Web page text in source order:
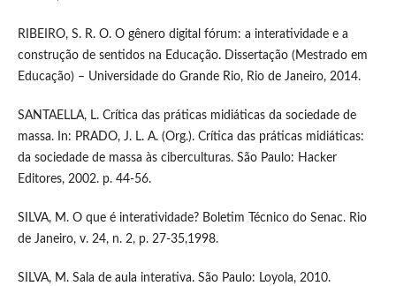
RIBEIRO, S. R. O. O gênero digital fórum: a interatividade e a
construção de sentidos na Educação. Dissertação (Mestrado em
Educação) – Universidade do Grande Rio, Rio de Janeiro, 2014.
SANTAELLA, L. Crítica das práticas midiáticas da sociedade de
massa. In: PRADO, J. L. A. (Org.). Crítica das práticas midiáticas:
da sociedade de massa às ciberculturas. São Paulo: Hacker
Editores, 2002. p. 44-56.
SILVA, M. O que é interatividade? Boletim Técnico do Senac. Rio
de Janeiro, v. 24, n. 2, p. 27-35,1998.
SILVA, M. Sala de aula interativa. São Paulo: Loyola, 2010.